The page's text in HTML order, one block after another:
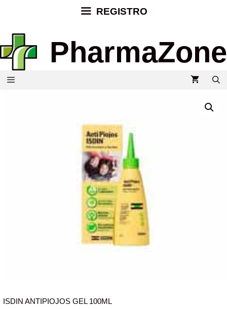
REGISTRO
PharmaZone
ISDIN ANTIPIOJOS GEL 100ML